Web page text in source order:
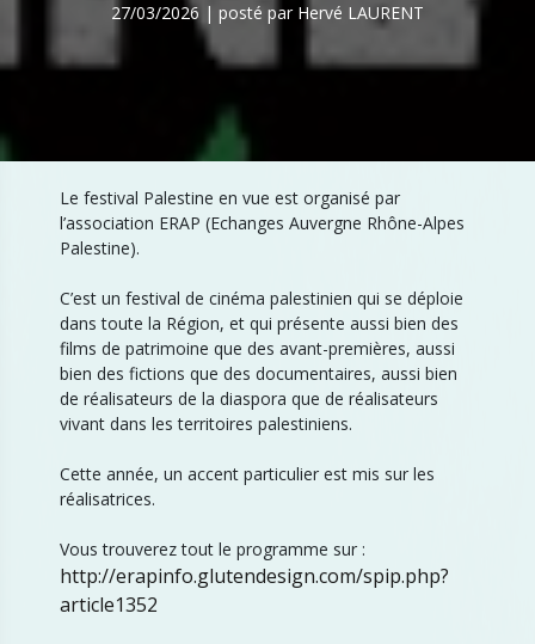
27/03/2026 | posté par Hervé LAURENT
Le festival Palestine en vue est organisé par
l’association ERAP (Echanges Auvergne Rhône-Alpes
Palestine).
C’est un festival de cinéma palestinien qui se déploie
dans toute la Région, et qui présente aussi bien des
films de patrimoine que des avant-premières, aussi
bien des fictions que des documentaires, aussi bien
de réalisateurs de la diaspora que de réalisateurs
vivant dans les territoires palestiniens.
Cette année, un accent particulier est mis sur les
réalisatrices.
Vous trouverez tout le programme sur :
http://erapinfo.glutendesign.com/spip.php?
article1352